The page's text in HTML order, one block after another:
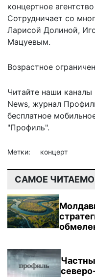
концертное
Сотрудничает со
Ларисой Долиной,
Мацуевым.
Возрастное
Читайте наши каналы
News, журнал
бесплатное
"Профиль".
Метки: концерт
САМОЕ